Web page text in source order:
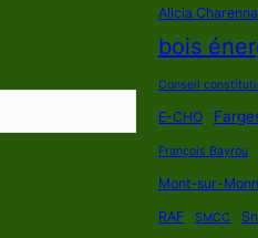
Alicia
bois
Conseil
E-CHO
François Bayrou
Mont-sur-
RAF SMCC